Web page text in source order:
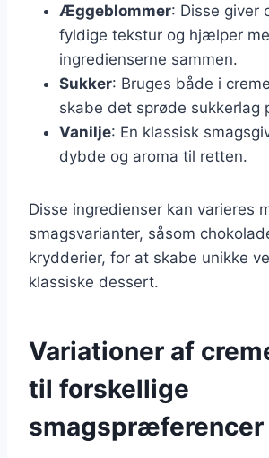
Æggeblommer: Disse giver
fyldige tekstur og hjælper
ingredienserne sammen.
Sukker: Bruges både i
skabe det sprøde sukkerlag
Vanilje: En klassisk
dybde og aroma til retten.
Disse ingredienser kan varieres
smagsvarianter, såsom
krydderier, for at skabe unikke
klassiske dessert.
Variationer af
til forskellige
smagspræferencer